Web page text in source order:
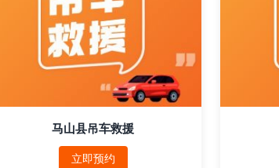
马山县吊车救援
立即预约